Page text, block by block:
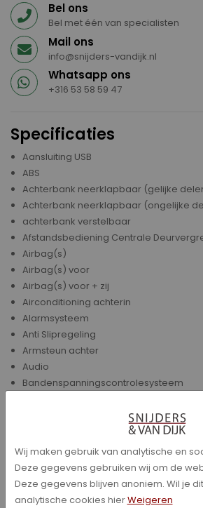
Bel ons
Bel met één van specialisten
Mail ons
info@snijders-vandijk.nl
Whatsapp ons
+316 53 58 59 47
Specificaties
Aansluiting USB
ABS
Achterbank neerklapbaar (gelijke
Achterbank neerklapbaar (ongelijke
achterbank verstelbaar
Afstandsbediening Centrale
Airbag(s)
Airbag(s) voor
Airbag(s) voor + zij
Airconditioning achterin
Alarmsysteem
Anti Slipregeling
Armsteun achter
Audio
Bandenspanningscontrolesysteem
Bots herkenning systeem
Bots waarschuwing systeem
Buitensp elektrisch verwarmbaar
Buitenspiegels met instapverlichting
Climate control
Wij maken gebruik van analytische en
Deze gegevens gebruiken wij om de
Deze gegevens blijven anoniem. Wil je
analytische cookies hierWeigeren